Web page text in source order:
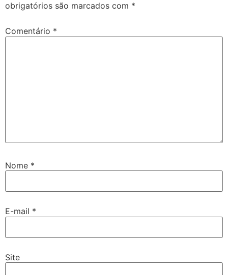
obrigatórios são marcados com *
Comentário *
Nome *
E-mail *
Site